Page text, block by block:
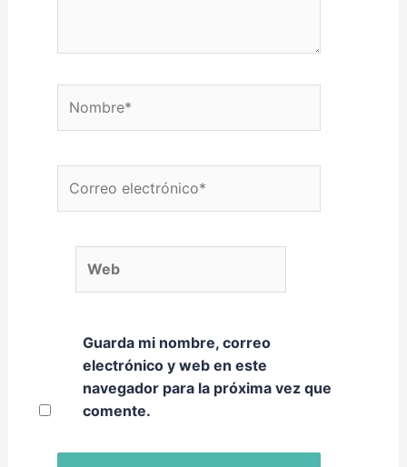
Guarda mi nombre, correo
electrónico y web en este
navegador para la próxima vez que
comente.